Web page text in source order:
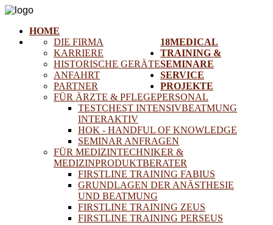
HOME
18MEDICAL
DIE FIRMA
KARRIERE
HISTORISCHE GERÄTE
ANFAHRT
PARTNER
TRAINING &
SEMINARE
FÜR ÄRZTE & PFLEGEPERSONAL
TESTCHEST INTENSIVBEATMUNG
INTERAKTIV
HOK - HANDFUL OF KNOWLEDGE
SEMINAR ANFRAGEN
FÜR MEDIZINTECHNIKER &
MEDIZINPRODUKTBERATER
FIRSTLINE TRAINING FABIUS
GRUNDLAGEN DER ANÄSTHESIE
UND BEATMUNG
FIRSTLINE TRAINING ZEUS
FIRSTLINE TRAINING PERSEUS
SERVICE
PROJEKTE